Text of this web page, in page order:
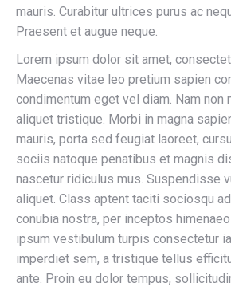
mauris. Curabitur ultrices purus ac
Praesent et augue neque.
Lorem ipsum dolor sit amet,
Maecenas vitae leo pretium sapien
condimentum eget vel diam. Nam non
aliquet tristique. Morbi in magna
mauris, porta sed feugiat laoreet,
sociis natoque penatibus et magnis
nascetur ridiculus mus. Suspendisse
aliquet. Class aptent taciti sociosqu
conubia nostra, per inceptos
ipsum vestibulum turpis consectetur
imperdiet sem, a tristique tellus
ante. Proin eu dolor tempus,